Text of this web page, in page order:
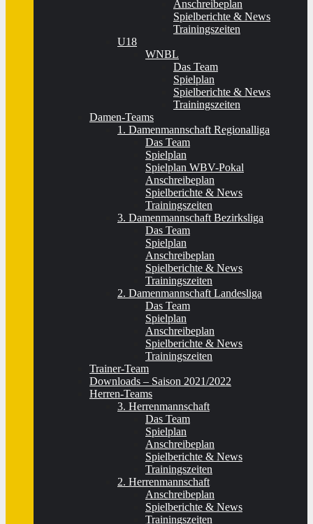
Anschreibeplan
Spielberichte & News
Trainingszeiten
U18
WNBL
Das Team
Spielplan
Spielberichte & News
Trainingszeiten
Damen-Teams
1. Damenmannschaft Regionalliga
Das Team
Spielplan
Spielplan WBV-Pokal
Anschreibeplan
Spielberichte & News
Trainingszeiten
3. Damenmannschaft Bezirksliga
Das Team
Spielplan
Anschreibeplan
Spielberichte & News
Trainingszeiten
2. Damenmannschaft Landesliga
Das Team
Spielplan
Anschreibeplan
Spielberichte & News
Trainingszeiten
Trainer-Team
Downloads – Saison 2021/2022
Herren-Teams
3. Herrenmannschaft
Das Team
Spielplan
Anschreibeplan
Spielberichte & News
Trainingszeiten
2. Herrenmannschaft
Anschreibeplan
Spielberichte & News
Trainingszeiten